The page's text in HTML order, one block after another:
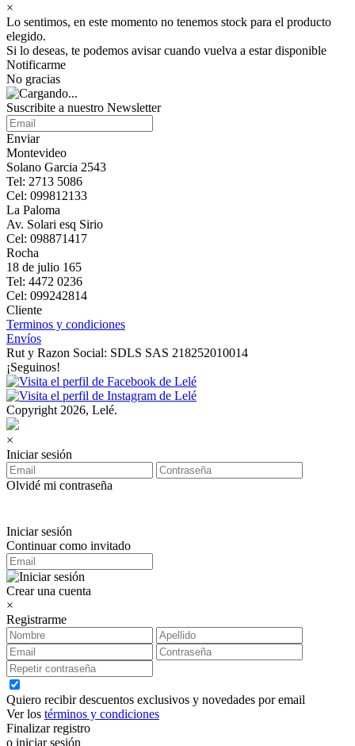
×
Lo sentimos, en este momento no tenemos stock para el producto
elegido.
Si lo deseas, te podemos avisar cuando vuelva a estar disponible
Notificarme
No gracias
Suscribite a nuestro Newsletter
Enviar
Montevideo
Solano Garcia 2543
Tel: 2713 5086
Cel: 099812133
La Paloma
Av. Solari esq Sirio
Cel: 098871417
Rocha
18 de julio 165
Tel: 4472 0236
Cel: 099242814
Cliente
Terminos y condiciones
Envíos
Rut y Razon Social: SDLS SAS 218252010014
¡Seguinos!
Copyright 2026, Lelé.
×
Iniciar sesión
Olvidé mi contraseña
Iniciar sesión
Continuar como invitado
Crear una cuenta
×
Registrarme
Quiero recibir descuentos exclusivos y novedades por email
Ver los términos y condiciones
Finalizar registro
o iniciar sesión